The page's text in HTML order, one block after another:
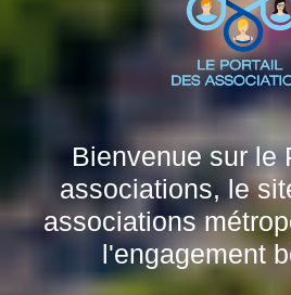
Bienvenue sur le
associations, le
associations
l'engagement